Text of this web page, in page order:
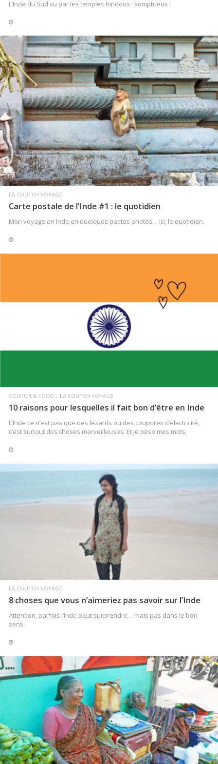
L’Inde du Sud vu par les temples hindous : somptueux !
LIRE LA SUITE
LA COUTCH VOYAGE
Carte postale de l’Inde #1 : le quotidien
Mon voyage en Inde en quelques petites photos… Ici, le quotidien.
LIRE LA SUITE
COUTCH & FOOD LA COUTCH VOYAGE
10 raisons pour lesquelles il fait bon d’être en Inde
L’Inde ce n’est pas que des lézards ou des coupures d’électricité,
c’est surtout des choses merveilleuses. Et je pèse mes mots.
LIRE LA SUITE
LA COUTCH VOYAGE
8 choses que vous n’aimeriez pas savoir sur l’Inde
Attention, parfois l’Inde peut surprendre… mais pas dans le bon
sens.
LIRE LA SUITE